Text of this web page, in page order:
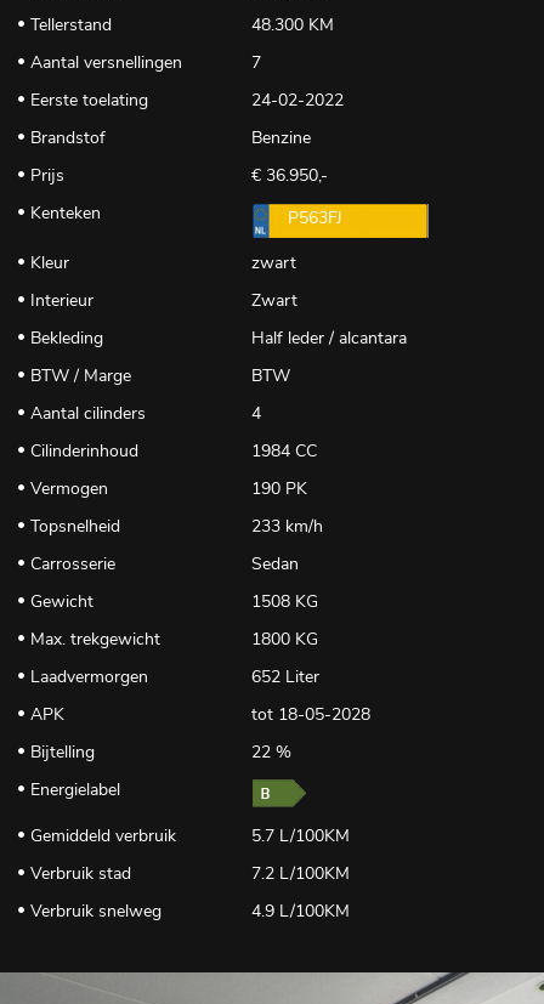
Tellerstand
48.300 KM
Aantal versnellingen
7
Eerste toelating
24-02-2022
Brandstof
Benzine
Prijs
€ 36.950,-
Kenteken
P563FJ
Kleur
zwart
Interieur
Zwart
Bekleding
Half leder / alcantara
BTW / Marge
BTW
Aantal cilinders
4
Cilinderinhoud
1984 CC
Vermogen
190 PK
Topsnelheid
233 km/h
Carrosserie
Sedan
Gewicht
1508 KG
Max. trekgewicht
1800 KG
Laadvermorgen
652 Liter
APK
tot 18-05-2028
Bijtelling
22 %
Energielabel
Gemiddeld verbruik
5.7 L/100KM
Verbruik stad
7.2 L/100KM
Verbruik snelweg
4.9 L/100KM